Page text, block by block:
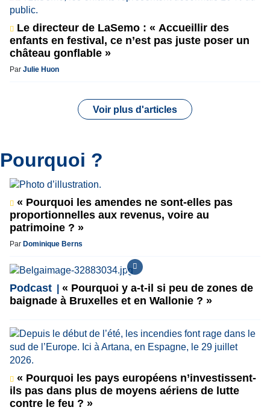
Le directeur de LaSemo : « Accueillir des
enfants en festival, ce n’est pas juste poser un
château gonflable »
Par Julie Huon
Voir plus d'articles
Pourquoi ?
« Pourquoi les amendes ne sont-elles pas
proportionnelles aux revenus, voire au
patrimoine ? »
Par Dominique Berns
Podcast
« Pourquoi y a-t-il si peu de zones de
baignade à Bruxelles et en Wallonie ? »
« Pourquoi les pays européens n’investissent-
ils pas dans plus de moyens aériens de lutte
contre le feu ? »